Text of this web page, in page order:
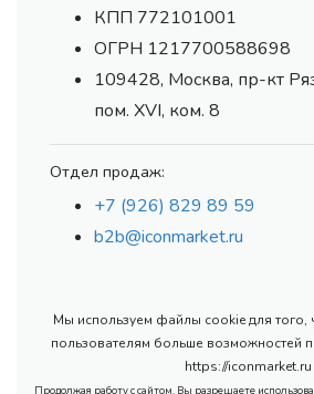
КПП 772101001
ОГРН 1217700588698
109428, Москва, пр-кт
пом. XVI, ком. 8
Отдел продаж:
+7 (926) 829 89 59
b2b@iconmarket.ru
Мы используем файлы cookie для того,
пользователям больше возможностей
https://iconmarket.ru
Продолжая работу с сайтом, Вы разрешаете